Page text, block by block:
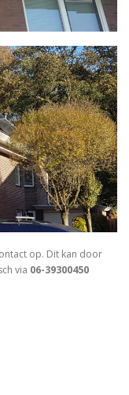
op. Dit kan door
via 06-39300450